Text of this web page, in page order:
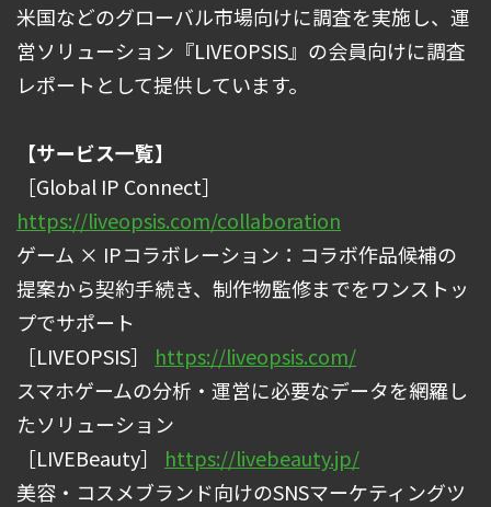
米国などのグローバル市場向けに調査を実施し、運
営ソリューション『LIVEOPSIS』の会員向けに調査
レポートとして提供しています。
【サービス一覧】
［Global IP Connect］
https://liveopsis.com/collaboration
ゲーム × IPコラボレーション：コラボ作品候補の
提案から契約手続き、制作物監修までをワンストッ
プでサポート
［LIVEOPSIS］ https://liveopsis.com/
スマホゲームの分析・運営に必要なデータを網羅し
たソリューション
［LIVEBeauty］ https://livebeauty.jp/
美容・コスメブランド向けのSNSマーケティングツ